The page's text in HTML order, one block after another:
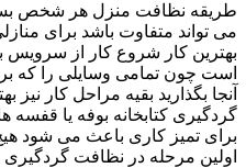
طریقه نظافت منزل هر شخص
می تواند متفاوت باشد برای
بهترین کار شروع کار از سرویس
است چون تمامی وسایلی را که
آنجا بگذارید بقیه مراحل کار نیز
گردگیری کتابخانه بوفه یا
برای تمیز کاری باعث می شود
اولین مرحله در نظافت